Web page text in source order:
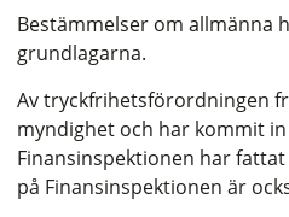
Bestämmelser om allmänna
grundlagarna.
Av tryckfrihetsförordningen
myndighet och har kommit
Finansinspektionen har
på Finansinspektionen är